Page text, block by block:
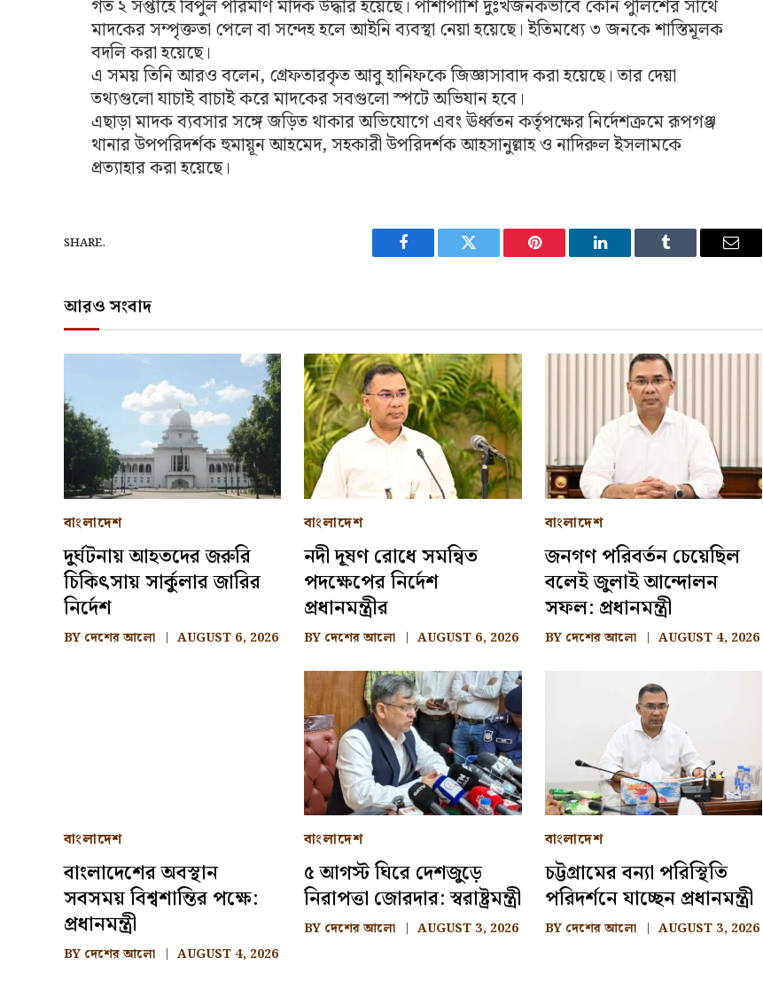
গত ২ সপ্তাহে বিপুল পরিমাণ মাদক উদ্ধার হয়েছে। পাশাপাশি দুঃখজনকভাবে কোন পুলিশের সাথে
মাদকের সম্পৃক্ততা পেলে বা সন্দেহ হলে আইনি ব্যবস্থা নেয়া হয়েছে। ইতিমধ্যে ৩ জনকে শাস্তিমূলক
বদলি করা হয়েছে।
এ সময় তিনি আরও বলেন, গ্রেফতারকৃত আবু হানিফকে জিজ্ঞাসাবাদ করা হয়েছে। তার দেয়া
তথ্যগুলো যাচাই বাচাই করে মাদকের সবগুলো স্পটে অভিযান হবে।
এছাড়া মাদক ব্যবসার সঙ্গে জড়িত থাকার অভিযোগে এবং ঊর্ধ্বতন কর্তৃপক্ষের নির্দেশক্রমে রূপগঞ্জ
থানার উপপরিদর্শক হুমায়ূন আহমেদ, সহকারী উপরিদর্শক আহসানুল্লাহ ও নাদিরুল ইসলামকে
প্রত্যাহার করা হয়েছে।
SHARE.
Facebook Twitter Pinterest LinkedIn Tumblr Email
আরও সংবাদ
বাংলাদেশ
দুর্ঘটনায় আহতদের জরুরি
চিকিৎসায় সার্কুলার জারির
নির্দেশ
BY দেশের আলো AUGUST 6, 2026
বাংলাদেশ
নদী দূষণ রোধে সমন্বিত
পদক্ষেপের নির্দেশ
প্রধানমন্ত্রীর
BY দেশের আলো AUGUST 6, 2026
বাংলাদেশ
জনগণ পরিবর্তন চেয়েছিল
বলেই জুলাই আন্দোলন
সফল: প্রধানমন্ত্রী
BY দেশের আলো AUGUST 4, 2026
বাংলাদেশ
বাংলাদেশের অবস্থান
সবসময় বিশ্বশান্তির পক্ষে:
প্রধানমন্ত্রী
BY দেশের আলো AUGUST 4, 2026
বাংলাদেশ
৫ আগস্ট ঘিরে দেশজুড়ে
নিরাপত্তা জোরদার: স্বরাষ্ট্রমন্ত্রী
BY দেশের আলো AUGUST 3, 2026
বাংলাদেশ
চট্টগ্রামের বন্যা পরিস্থিতি
পরিদর্শনে যাচ্ছেন প্রধানমন্ত্রী
BY দেশের আলো AUGUST 3, 2026